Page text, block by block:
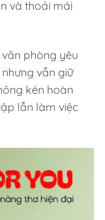
và thoải mái
phòng yêu
vẫn giữ
kén hoàn
lẫn làm việc